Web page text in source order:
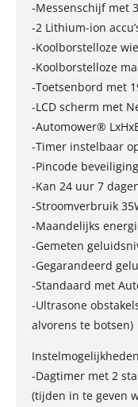
-Messenschijf met
-2 Lithium-ion
-Koolborstelloze
-Koolborstelloze
-Toetsenbord met
-LCD scherm met
-Automower®
-Timer instelbaar
-Pincode beveiliging
-Kan 24 uur 7
-Stroomverbruik
-Maandelijks
-Gemeten
-Gegarandeerd
-Standaard met
-Ultrasone
alvorens te botsen)
-Dagtimer met 2
(tijden in te geven